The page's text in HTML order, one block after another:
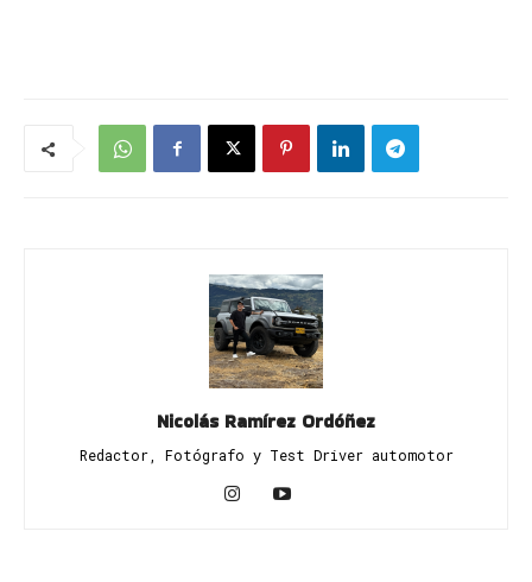
Nicolás Ramírez Ordóñez
Redactor, Fotógrafo y Test Driver automotor